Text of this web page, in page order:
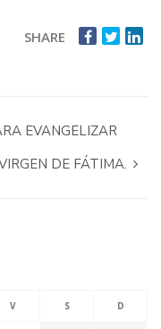
SHARE
EVANGELIZAR
DE FÁTIMA.
V S D